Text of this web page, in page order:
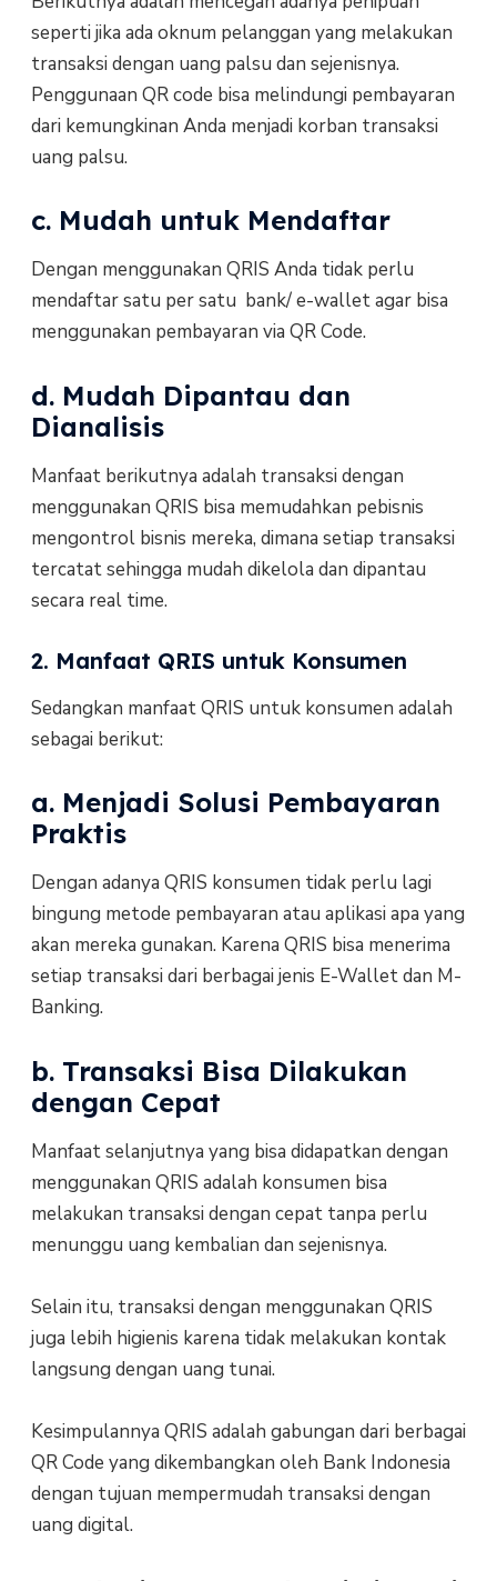
seperti jika ada oknum pelanggan yang melakukan
transaksi dengan uang palsu dan sejenisnya.
Penggunaan QR code bisa melindungi pembayaran
dari kemungkinan Anda menjadi korban transaksi
uang palsu.
c. Mudah untuk Mendaftar
Dengan menggunakan QRIS Anda tidak perlu
mendaftar satu per satu bank/ e-wallet agar bisa
menggunakan pembayaran via QR Code.
d. Mudah Dipantau dan
Dianalisis
Manfaat berikutnya adalah transaksi dengan
menggunakan QRIS bisa memudahkan pebisnis
mengontrol bisnis mereka, dimana setiap transaksi
tercatat sehingga mudah dikelola dan dipantau
secara real time.
2. Manfaat QRIS untuk Konsumen
Sedangkan manfaat QRIS untuk konsumen adalah
sebagai berikut:
a. Menjadi Solusi Pembayaran
Praktis
Dengan adanya QRIS konsumen tidak perlu lagi
bingung metode pembayaran atau aplikasi apa yang
akan mereka gunakan. Karena QRIS bisa menerima
setiap transaksi dari berbagai jenis E-Wallet dan M-
Banking.
b. Transaksi Bisa Dilakukan
dengan Cepat
Manfaat selanjutnya yang bisa didapatkan dengan
menggunakan QRIS adalah konsumen bisa
melakukan transaksi dengan cepat tanpa perlu
menunggu uang kembalian dan sejenisnya.
Selain itu, transaksi dengan menggunakan QRIS
juga lebih higienis karena tidak melakukan kontak
langsung dengan uang tunai.
Kesimpulannya QRIS adalah gabungan dari berbagai
QR Code yang dikembangkan oleh Bank Indonesia
dengan tujuan mempermudah transaksi dengan
uang digital.